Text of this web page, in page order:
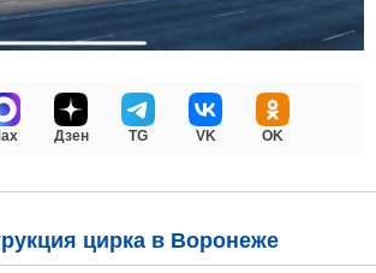
Дзен TG VK OK
цирка в Воронеже